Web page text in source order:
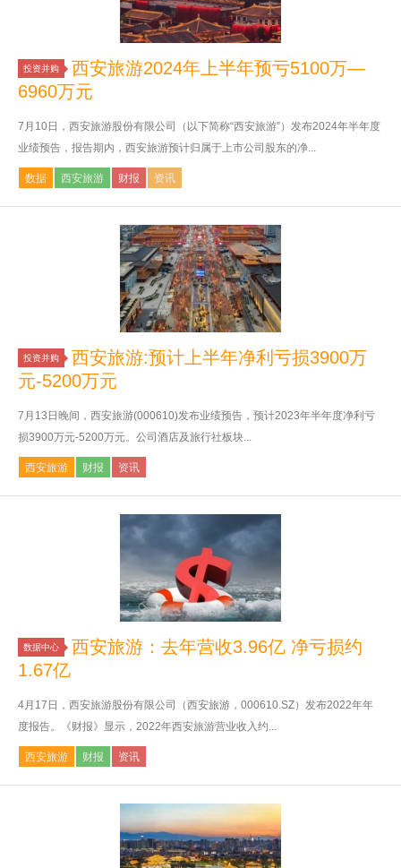
投资并购
西安旅游2024年上半年预亏5100万—
6960万元
7月10日，西安旅游股份有限公司（以下简称“西安旅游”）发布2024年半年度
业绩预告，报告期内，西安旅游预计归属于上市公司股东的净...
数据 西安旅游 财报 资讯
投资并购
西安旅游:预计上半年净利亏损3900万
元-5200万元
7月13日晚间，西安旅游(000610)发布业绩预告，预计2023年半年度净利亏
损3900万元-5200万元。公司酒店及旅行社板块...
西安旅游 财报 资讯
数据中心
西安旅游：去年营收3.96亿 净亏损约
1.67亿
4月17日，西安旅游股份有限公司（西安旅游，000610.SZ）发布2022年年
度报告。《财报》显示，2022年西安旅游营业收入约...
西安旅游 财报 资讯